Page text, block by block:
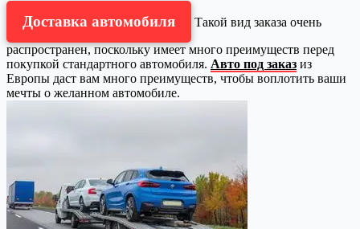
Доставка автомобиля
Такой вид заказа очень
распространен, поскольку имеет много преимуществ перед
покупкой стандартного автомобиля. Авто под заказ из
Европы даст вам много преимуществ, чтобы воплотить ваши
мечты о желанном автомобиле.